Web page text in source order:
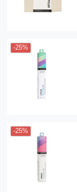
-25%
-25%